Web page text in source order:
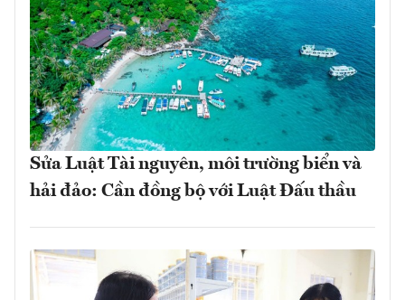
Sửa Luật Tài nguyên, môi trường biển và
hải đảo: Cần đồng bộ với Luật Đấu thầu